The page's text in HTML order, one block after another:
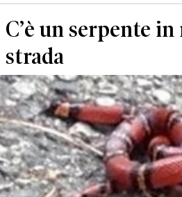
C’è un serpente
strada